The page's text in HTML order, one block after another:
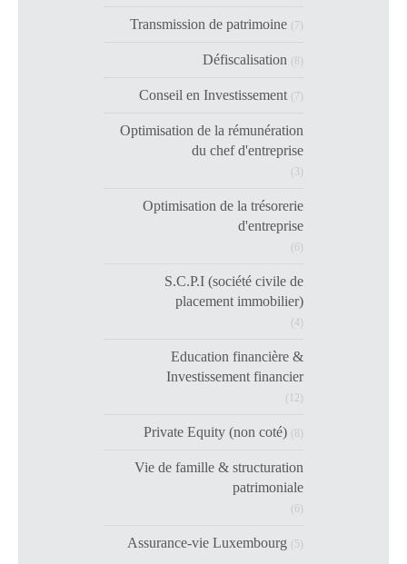
Transmission de patrimoine (7)
Défiscalisation (8)
Conseil en Investissement (7)
Optimisation de la rémunération
du chef d'entreprise
(3)
Optimisation de la trésorerie
d'entreprise
(6)
S.C.P.I (société civile de
placement immobilier)
(4)
Education financière &
Investissement financier
(12)
Private Equity (non coté) (8)
Vie de famille & structuration
patrimoniale
(6)
Assurance-vie Luxembourg (5)